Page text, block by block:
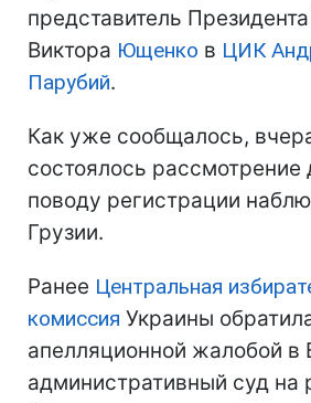
представитель
Виктора Ющенко в ЦИК
Парубий.
Как уже сообщалось,
состоялось рассмотрение
поводу регистрации
Грузии.
Ранее Центральная
комиссия Украины
апелляционной жалобой
административный суд на